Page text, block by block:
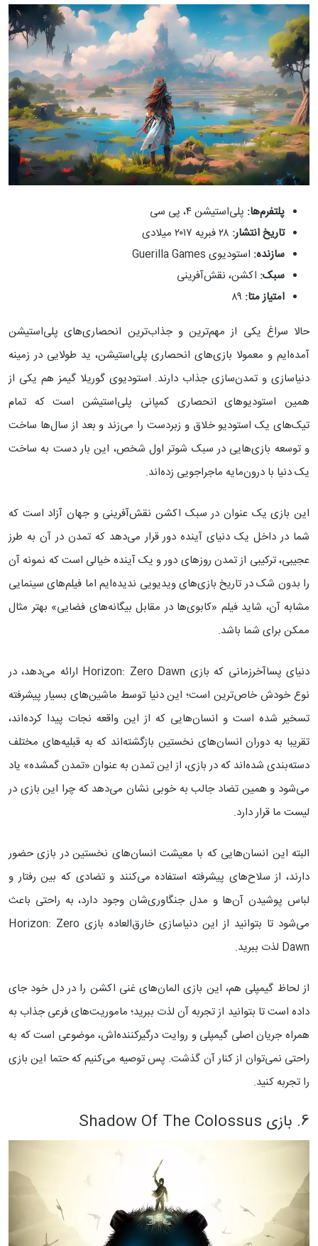
پلتفرم‌ها: پلی‌استیشن ۴، پی سی
تاریخ انتشار: ۲۸ فبریه ۲۰۱۷ میلادی
سازنده: استودیوی Guerilla Games
سبک: اکشن، نقش‌آفرینی
امتیاز متا: ۸۹
حالا سراغ یکی از مهم‌ترین و جذاب‌ترین انحصاری‌های پلی‌استیشن
آمده‌ایم و معمولا بازی‌های انحصاری پلی‌استیشن، ید طولایی در زمینه
دنیاسازی و تمدن‌سازی جذاب دارند. استودیوی گوریلا گیمز هم یکی از
همین استودیوهای انحصاری کمپانی پلی‌استیشن است که تمام
تیک‌های یک استودیو خلاق و زبردست را می‌زند و بعد از سال‌ها ساخت
و توسعه بازی‌‌هایی در سبک شوتر اول شخص، این بار دست به ساخت
یک دنیا با درون‌مایه ماجراجویی زده‌اند.
این بازی یک عنوان در سبک اکشن نقش‌آفرینی و جهان آزاد است که
شما در داخل یک دنیای آینده دور قرار می‌دهد که تمدن در آن به طرز
عجیبی، ترکیبی از تمدن روزهای دور و یک آینده خیالی است که نمونه آن
را بدون شک در تاریخ بازی‌‌های ویدیویی ندیده‌ایم اما فیلم‌های سینمایی
مشابه آن، شاید فیلم «کابوی‌ها در مقابل بیگانه‌های فضایی» بهتر مثال
ممکن برای شما باشد.
دنیای پساآخرزمانی که بازی Horizon: Zero Dawn ارائه می‌دهد، در
نوع خودش خاص‌ترین است؛ این دنیا توسط ماشین‌های بسیار پیشرفته
تسخیر شده است و انسان‌‌هایی که از این واقعه نجات پیدا کرده‌اند،
تقریبا به دوران انسان‌های نخستین بازگشته‌اند که به قبلیه‌های مختلف
دسته‌بندی شده‌اند که در بازی، از این تمدن به عنوان «تمدن گمشده» یاد
می‌شود و همین تضاد جالب به خوبی نشان می‌دهد که چرا این بازی در
لیست ما قرار دارد.
البته این انسان‌هایی که با معیشت انسان‌های نخستین در بازی حضور
دارند، از سلاح‌های پیشرفته استفاده می‌کنند و تضادی که بین رفتار و
لباس پوشیدن آن‌ها و مدل جنگاوری‌شان وجود دارد، به راحتی باعث
می‌شود تا بتوانید از این دنیاسازی خارق‌العاده بازی Horizon: Zero
Dawn لذت ببرید.
از لحاظ گیمپلی هم، این بازی المان‌های غنی اکشن را در دل خود جای
داده است تا بتوانید از تجربه آن لذت ببرید؛ ماموریت‌های فرعی جذاب به
همراه جریان اصلی گیمپلی و روایت درگیرکننده‌اش، موضوعی است که به
راحتی نمی‌توان از کنار آن گذشت. پس توصیه می‌کنیم که حتما این بازی
را تجربه کنید.
6. بازی Shadow Of The Colossus